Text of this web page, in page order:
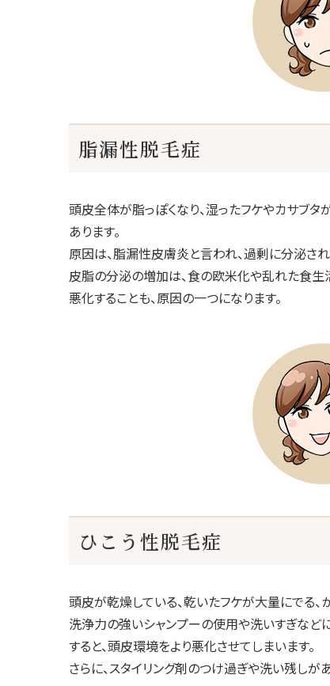
脂漏性脱毛症
頭皮全体が脂っぽくなり、湿ったフケやカサブ
あります。
原因は、脂漏性皮膚炎と言われ、過剰に分泌さ
皮脂の分泌の増加は、食の欧米化や乱れた食生
悪化することも、原因の一つになります。
ひこう性脱毛症
頭皮が乾燥している、乾いたフケが大量にでる
洗浄力の強いシャンプーの使用や洗いすぎなどに
すると、頭皮環境をより悪化させてしまいます。
さらに、スタイリング剤のつけ過ぎや洗い残しが